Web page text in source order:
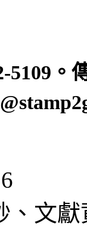
5109 。
、文